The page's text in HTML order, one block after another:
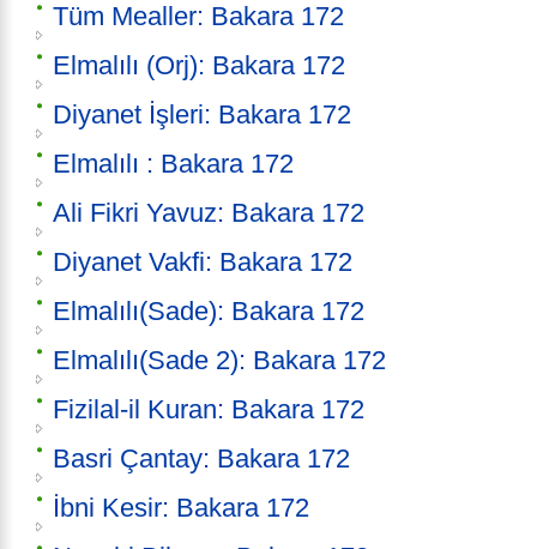
Tüm Mealler: Bakara 172
Elmalılı (Orj): Bakara 172
Diyanet İşleri: Bakara 172
Elmalılı : Bakara 172
Ali Fikri Yavuz: Bakara 172
Diyanet Vakfi: Bakara 172
Elmalılı(Sade): Bakara 172
Elmalılı(Sade 2): Bakara 172
Fizilal-il Kuran: Bakara 172
Basri Çantay: Bakara 172
İbni Kesir: Bakara 172